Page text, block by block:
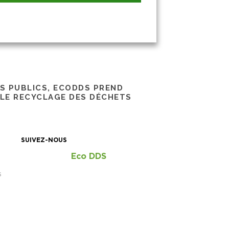
PUBLICS, ECODDS PREND
RECYCLAGE DES DÉCHETS
SUIVEZ-NOUS
Eco DDS